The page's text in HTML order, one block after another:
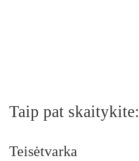
Taip pat skaitykite:
Teisėtvarka